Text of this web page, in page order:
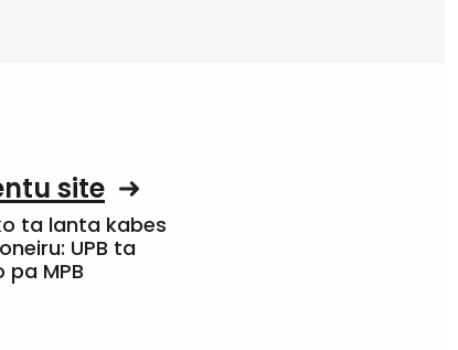
site
ta lanta kabes
UPB ta
MPB